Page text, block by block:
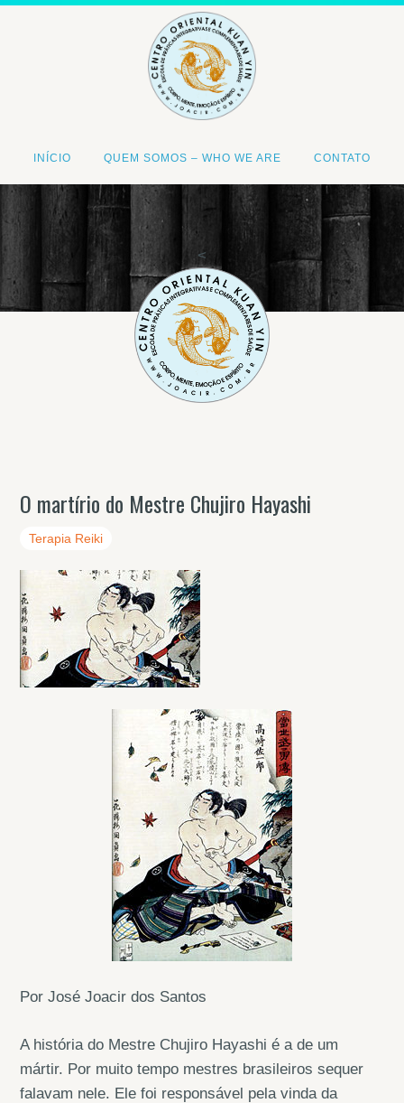
INÍCIO QUEM SOMOS – WHO WE ARE CONTATO
<
O martírio do Mestre Chujiro Hayashi
Terapia Reiki
Por José Joacir dos Santos
A história do Mestre Chujiro Hayashi é a de um
mártir. Por muito tempo mestres brasileiros sequer
falavam nele. Ele foi responsável pela vinda da